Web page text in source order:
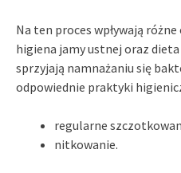
Na ten proces wpływają
higiena jamy ustnej oraz
sprzyjają namnażaniu się
odpowiednie praktyki
regularne
nitkowanie.